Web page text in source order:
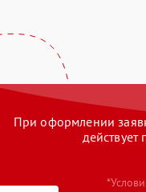
При оформлении
действует